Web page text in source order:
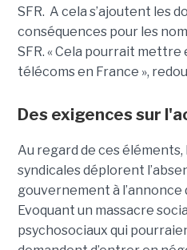
SFR. A cela s’ajoutent les
conséquences pour les
SFR. « Cela pourrait mettre
télécoms en France »,
Des exigences sur
Au regard de ces
syndicales déplorent
gouvernement à l’annonce
Evoquant un massacre
psychosociaux qui